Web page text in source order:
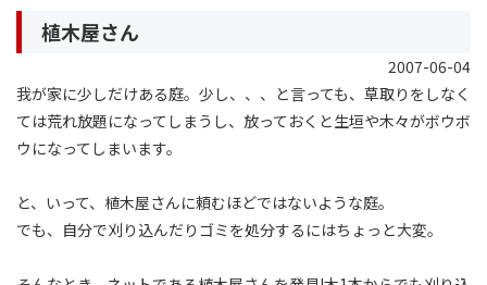
植木屋さん
2007-06-04
我が家に少しだけある庭。少し、、、と言っても、草取りをしなく
ては荒れ放題になってしまうし、放っておくと生垣や木々がボウボ
ウになってしまいます。
と、いって、植木屋さんに頼むほどではないような庭。
でも、自分で刈り込んだりゴミを処分するにはちょっと大変。